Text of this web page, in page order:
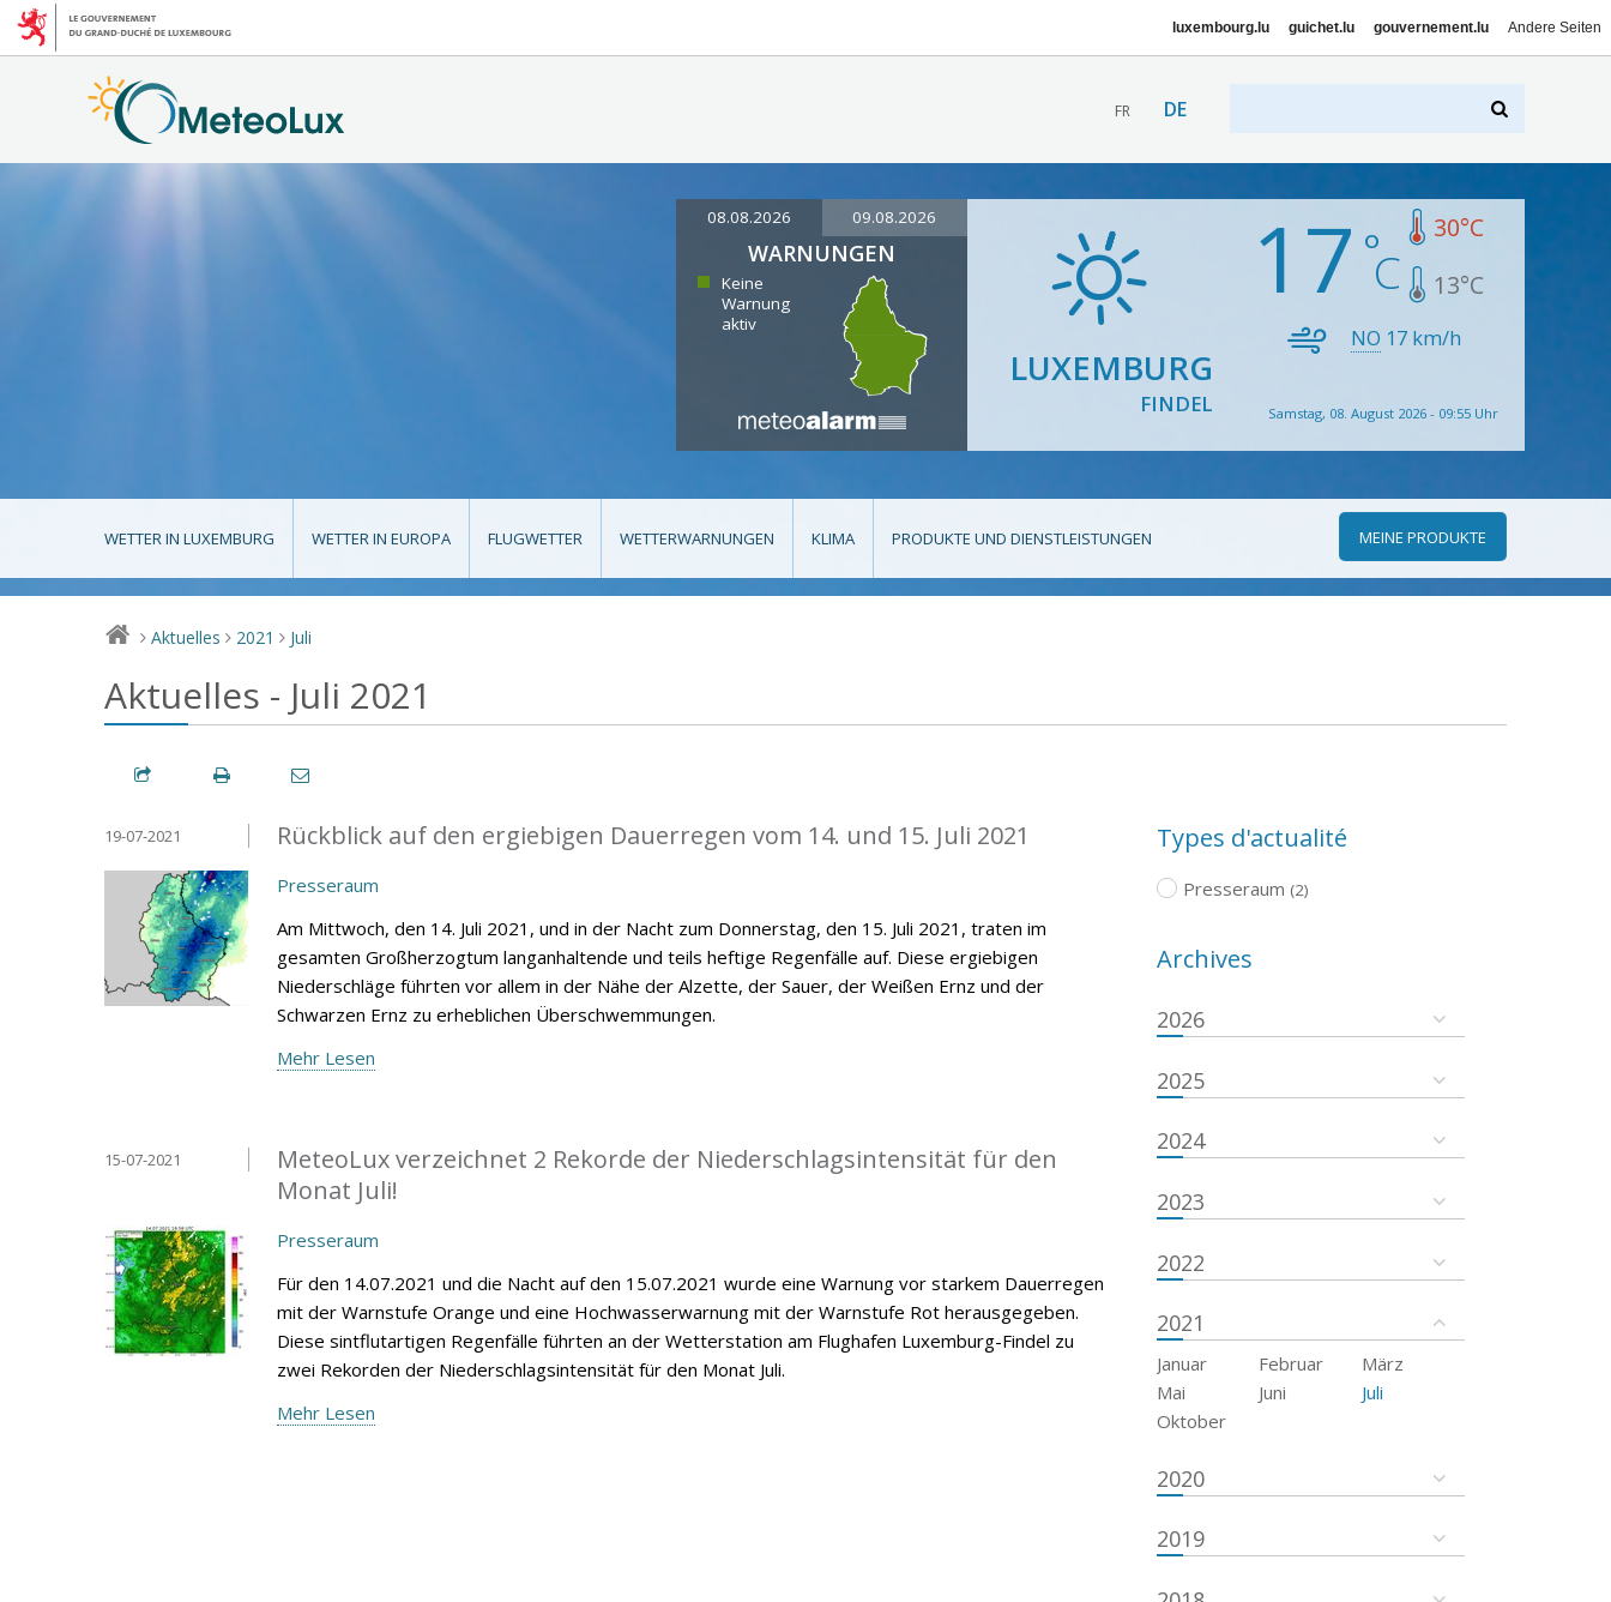
luxembourg.lu guichet.lu gouvernement.lu Andere Seiten
FR DE
08.08.2026 09.08.2026
WARNUNGEN
Keine
Warnung
aktiv
LUXEMBURG
FINDEL
17 30°C
13°C
NO 17 km/h
Samstag, 08. August 2026 - 09:55 Uhr
WETTER IN LUXEMBURG WETTER IN EUROPA FLUGWETTER WETTERWARNUNGEN KLIMA PRODUKTE UND DIENSTLEISTUNGEN MEINE PRODUKTE
> Aktuelles > 2021 > Juli
Aktuelles - Juli 2021
Rückblick auf den ergiebigen Dauerregen vom 14. und 15. Juli 2021
19-07-2021
Presseraum
Am Mittwoch, den 14. Juli 2021, und in der Nacht zum Donnerstag, den 15. Juli 2021, traten im
gesamten Großherzogtum langanhaltende und teils heftige Regenfälle auf. Diese ergiebigen
Niederschläge führten vor allem in der Nähe der Alzette, der Sauer, der Weißen Ernz und der
Schwarzen Ernz zu erheblichen Überschwemmungen.
Mehr Lesen
MeteoLux verzeichnet 2 Rekorde der Niederschlagsintensität für den
Monat Juli!
15-07-2021
Presseraum
Für den 14.07.2021 und die Nacht auf den 15.07.2021 wurde eine Warnung vor starkem Dauerregen
mit der Warnstufe Orange und eine Hochwasserwarnung mit der Warnstufe Rot herausgegeben.
Diese sintflutartigen Regenfälle führten an der Wetterstation am Flughafen Luxemburg-Findel zu
zwei Rekorden der Niederschlagsintensität für den Monat Juli.
Mehr Lesen
Types d'actualité
Presseraum (2)
Archives
2026
2025
2024
2023
2022
2021
Januar Februar
März
Mai
Juni
Juli
Oktober
2020
2019